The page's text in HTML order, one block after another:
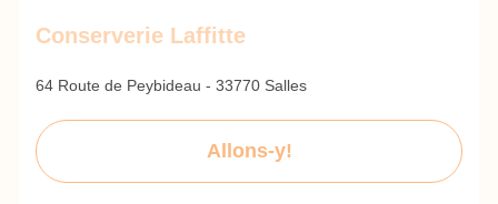
Conserverie Laffitte
64 Route de Peybideau - 33770 Salles
Allons-y!